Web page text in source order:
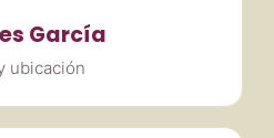
García
ubicación